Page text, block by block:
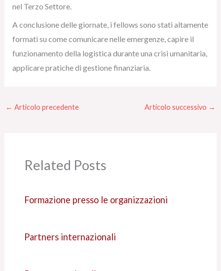
nel Terzo Settore.
A conclusione delle giornate, i fellows sono stati altamente
formati su come comunicare nelle emergenze, capire il
funzionamento della logistica durante una crisi umanitaria,
applicare pratiche di gestione finanziaria.
← Articolo precedente Articolo successivo →
Related Posts
Formazione presso le organizzazioni
Partners internazionali